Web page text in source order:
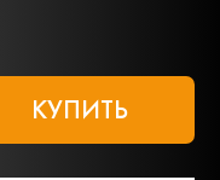
КУПИТЬ